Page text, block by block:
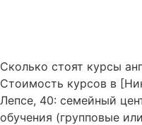
Сколько стоят курсы
Стоимость курсов в
Лепсе, 40: семейный
обучения (групповые